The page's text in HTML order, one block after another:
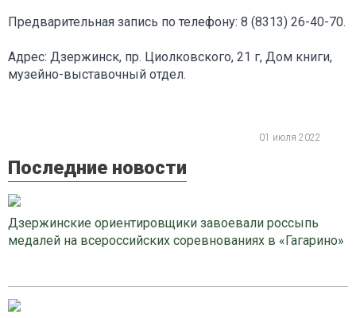
Предварительная запись по телефону: 8 (8313) 26-40-70.
Адрес: Дзержинск, пр. Циолковского, 21 г, Дом книги,
музейно-выставочный отдел.
01 июля 2022
Последние новости
Дзержинские ориентировщики завоевали россыпь
медалей на всероссийских соревнованиях в «Гагарино»